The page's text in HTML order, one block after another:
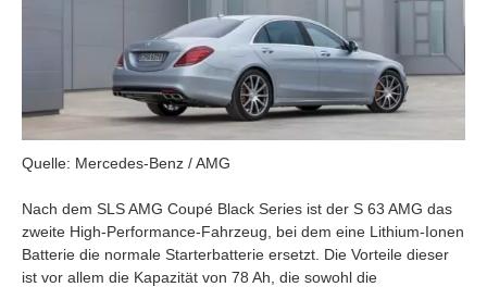
Quelle: Mercedes-Benz / AMG
Nach dem SLS AMG Coupé Black Series ist der S 63 AMG das
zweite High-Performance-Fahrzeug, bei dem eine Lithium-Ionen
Batterie die normale Starterbatterie ersetzt. Die Vorteile dieser
ist vor allem die Kapazität von 78 Ah, die sowohl die